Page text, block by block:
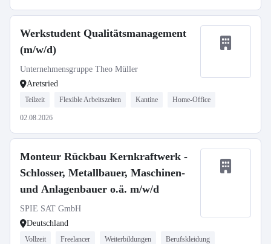
Werkstudent Qualitätsmanagement
(m/w/d)
Unternehmensgruppe Theo Müller
Aretsried
Teilzeit Flexible Arbeitszeiten Kantine Home-Office
02.08.2026
Monteur Rückbau Kernkraftwerk -
Schlosser, Metallbauer, Maschinen-
und Anlagenbauer o.ä. m/w/d
SPIE SAT GmbH
Deutschland
Vollzeit Freelancer Weiterbildungen Berufskleidung